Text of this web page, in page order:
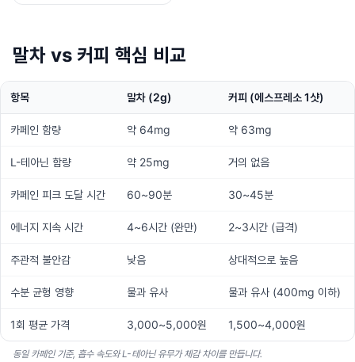
말차 vs 커피 핵심 비교
항목 말차 (2g) 커피 (에스프레소 1샷)
카페인 함량 약 64mg 약 63mg
L-테아닌 함량 약 25mg 거의 없음
카페인 피크 도달 시간 60~90분 30~45분
에너지 지속 시간 4~6시간 (완만) 2~3시간 (급격)
주관적 불안감 낮음 상대적으로 높음
수분 균형 영향 물과 유사 물과 유사 (400mg 이하)
1회 평균 가격 3,000~5,000원 1,500~4,000원
동일 카페인 기준, 흡수 속도와 L-테아닌 유무가 체감 차이를 만듭니다.